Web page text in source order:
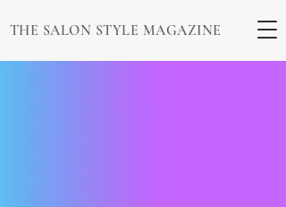
THE SALON STYLE MAGAZINE